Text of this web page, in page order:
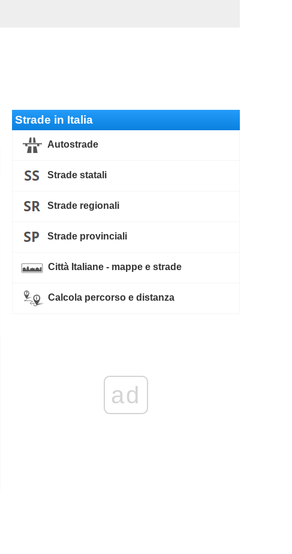
Strade in Italia
Autostrade
Strade statali
Strade regionali
Strade provinciali
Città Italiane - mappe e strade
Calcola percorso e distanza
ad